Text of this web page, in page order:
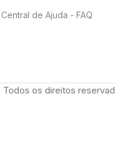
Central de Ajuda - FAQ
| Todos os direitos